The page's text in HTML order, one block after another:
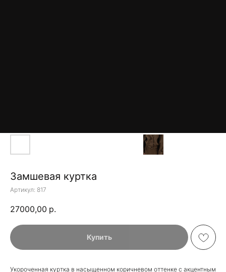
Замшевая куртка
Артикул: 817
27000,00 р.
Купить
Укороченная куртка в насыщенном коричневом оттенке с акцентным